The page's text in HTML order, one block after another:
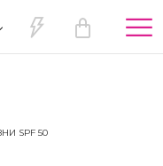
SPF 50